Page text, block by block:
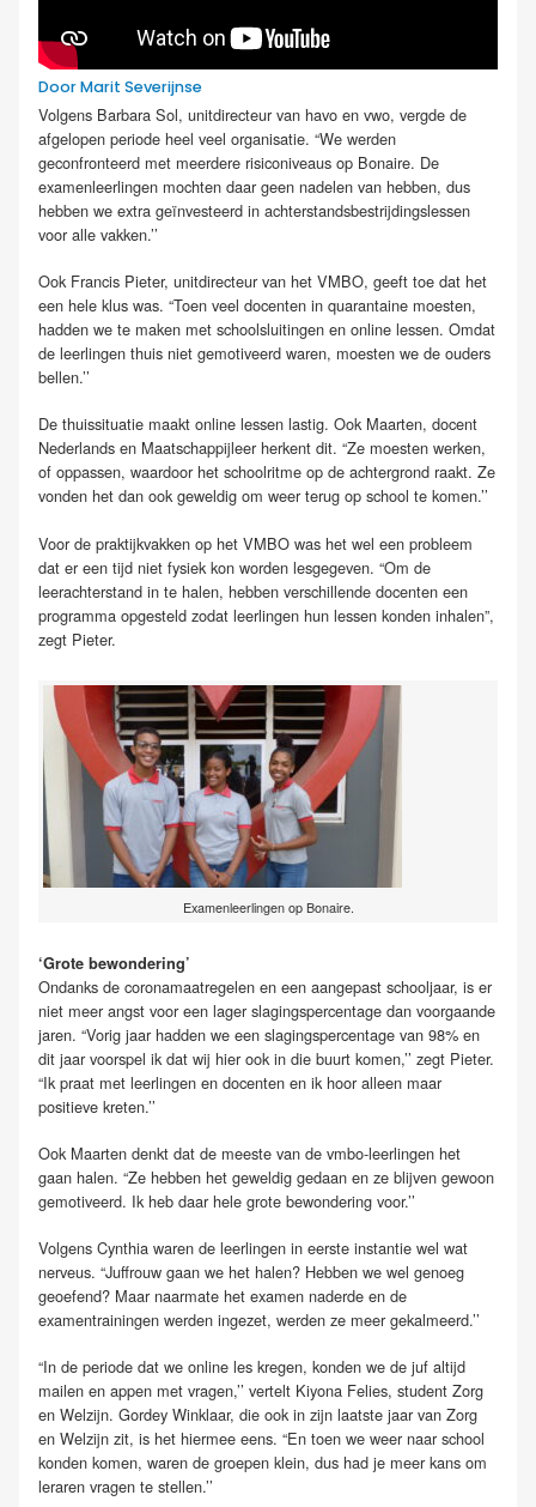
Door Marit Severijnse
Volgens Barbara Sol, unitdirecteur van havo en vwo, vergde de
afgelopen periode heel veel organisatie. “We werden
geconfronteerd met meerdere risiconiveaus op Bonaire. De
examenleerlingen mochten daar geen nadelen van hebben, dus
hebben we extra geïnvesteerd in achterstandsbestrijdingslessen
voor alle vakken.’’
Ook Francis Pieter, unitdirecteur van het VMBO, geeft toe dat het
een hele klus was. “Toen veel docenten in quarantaine moesten,
hadden we te maken met schoolsluitingen en online lessen. Omdat
de leerlingen thuis niet gemotiveerd waren, moesten we de ouders
bellen.’’
De thuissituatie maakt online lessen lastig. Ook Maarten, docent
Nederlands en Maatschappijleer herkent dit. “Ze moesten werken,
of oppassen, waardoor het schoolritme op de achtergrond raakt. Ze
vonden het dan ook geweldig om weer terug op school te komen.’’
Voor de praktijkvakken op het VMBO was het wel een probleem
dat er een tijd niet fysiek kon worden lesgegeven. “Om de
leerachterstand in te halen, hebben verschillende docenten een
programma opgesteld zodat leerlingen hun lessen konden inhalen”,
zegt Pieter.
Examenleerlingen op Bonaire.
‘Grote bewondering’
Ondanks de coronamaatregelen en een aangepast schooljaar, is er
niet meer angst voor een lager slagingspercentage dan voorgaande
jaren. “Vorig jaar hadden we een slagingspercentage van 98% en
dit jaar voorspel ik dat wij hier ook in die buurt komen,’’ zegt Pieter.
“Ik praat met leerlingen en docenten en ik hoor alleen maar
positieve kreten.’’
Ook Maarten denkt dat de meeste van de vmbo-leerlingen het
gaan halen. “Ze hebben het geweldig gedaan en ze blijven gewoon
gemotiveerd. Ik heb daar hele grote bewondering voor.’’
Volgens Cynthia waren de leerlingen in eerste instantie wel wat
nerveus. “Juffrouw gaan we het halen? Hebben we wel genoeg
geoefend? Maar naarmate het examen naderde en de
examentrainingen werden ingezet, werden ze meer gekalmeerd.’’
“In de periode dat we online les kregen, konden we de juf altijd
mailen en appen met vragen,’’ vertelt Kiyona Felies, student Zorg
en Welzijn. Gordey Winklaar, die ook in zijn laatste jaar van Zorg
en Welzijn zit, is het hiermee eens. “En toen we weer naar school
konden komen, waren de groepen klein, dus had je meer kans om
leraren vragen te stellen.’’